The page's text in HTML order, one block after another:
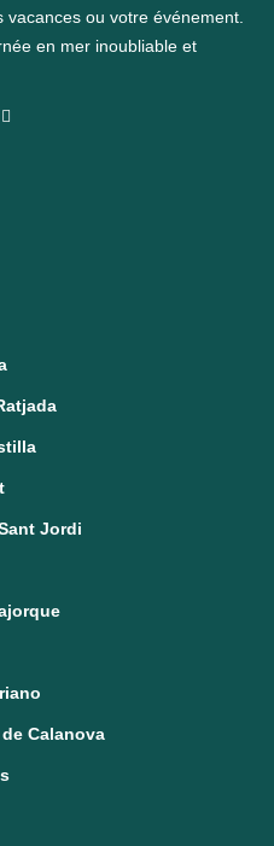
ou votre événement.
en mer inoubliable et
Jordi
Calanova